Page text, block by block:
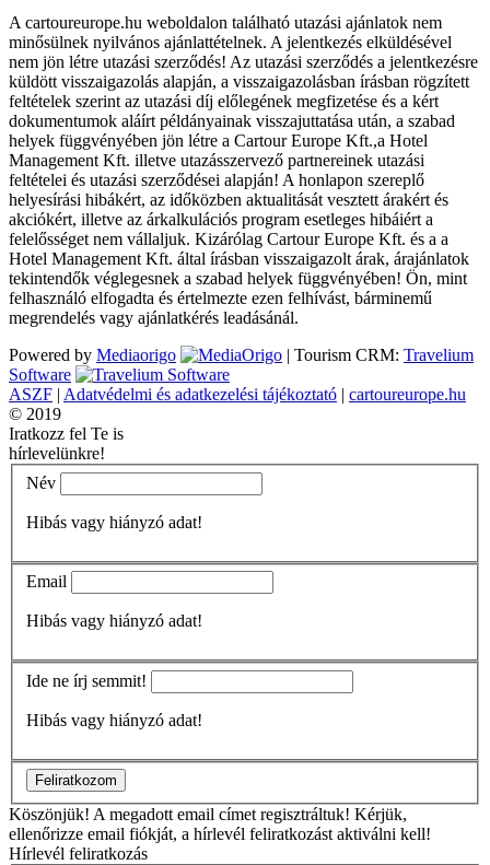
A cartoureurope.hu weboldalon található utazási ajánlatok nem
minősülnek nyilvános ajánlattételnek. A jelentkezés elküldésével
nem jön létre utazási szerződés! Az utazási szerződés a jelentkezésre
küldött visszaigazolás alapján, a visszaigazolásban írásban rögzített
feltételek szerint az utazási díj előlegének megfizetése és a kért
dokumentumok aláírt példányainak visszajuttatása után, a szabad
helyek függvényében jön létre a Cartour Europe Kft.,a Hotel
Management Kft. illetve utazásszervező partnereinek utazási
feltételei és utazási szerződései alapján! A honlapon szereplő
helyesírási hibákért, az időközben aktualitását vesztett árakért és
akciókért, illetve az árkalkulációs program esetleges hibáiért a
felelősséget nem vállaljuk. Kizárólag Cartour Europe Kft. és a a
Hotel Management Kft. által írásban visszaigazolt árak, árajánlatok
tekintendők véglegesnek a szabad helyek függvényében! Ön, mint
felhasználó elfogadta és értelmezte ezen felhívást, bárminemű
megrendelés vagy ajánlatkérés leadásánál.
Powered by Mediaorigo | Tourism CRM: Travelium
Software
ASZF | Adatvédelmi és adatkezelési tájékoztató | cartoureurope.hu
© 2019
Iratkozz fel Te is
hírlevelünkre!
Név
Hibás vagy hiányzó adat!
Email
Hibás vagy hiányzó adat!
Ide ne írj semmit!
Hibás vagy hiányzó adat!
Feliratkozom
Köszönjük! A megadott email címet regisztráltuk! Kérjük,
ellenőrizze email fiókját, a hírlevél feliratkozást aktiválni kell!
Hírlevél feliratkozás